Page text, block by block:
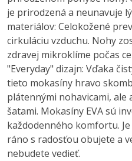
je prirodzená a neunavuje
materiálov: Celokožené
cirkuláciu vzduchu. Nohy
zdravej mikroklíme počas
"Everyday" dizajn: Vďaka
tieto mokasíny hravo
plátennými nohavicami, ale
šatami. Mokasíny EVA sú
každodenného komfortu.
ráno s radosťou obujete a
nebudete vedieť.